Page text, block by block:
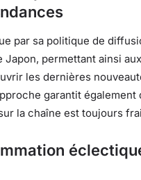
par sa politique de
Japon, permettant ainsi
les dernières
garantit également
la chaîne est toujours